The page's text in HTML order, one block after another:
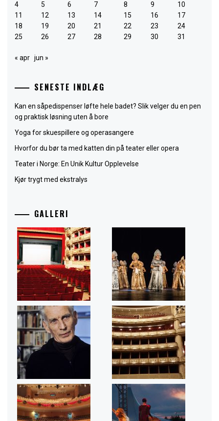
4
5 6 7 8 9
10
11
12 13 14 15 16
17
18
19 20 21 22 23
24
25
26 27 28 29 30 31
« apr jun »
SENESTE INDLÆG
Kan en såpedispenser løfte hele badet? Slik velger du en pen
og praktisk løsning uten å bore
Yoga for skuespillere og operasangere
Hvorfor du bør ta med katten din på teater eller opera
Teater i Norge: En Unik Kultur Opplevelse
Kjør trygt med ekstralys
GALLERI